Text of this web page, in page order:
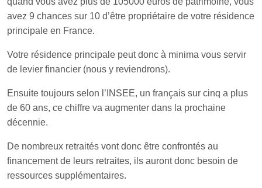
avez 9 chances sur 10 d’être propriétaire de votre résidence
principale en France.
Votre résidence principale peut donc à minima vous servir
de levier financier (nous y reviendrons).
Ensuite toujours selon l’INSEE, un français sur cinq a plus
de 60 ans, ce chiffre va augmenter dans la prochaine
décennie.
De nombreux retraités vont donc être confrontés au
financement de leurs retraites, ils auront donc besoin de
ressources supplémentaires.